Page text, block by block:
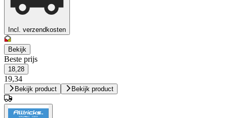
Incl. verzendkosten
Bekijk
Beste prijs
18,28
19,34
Bekijk product Bekijk product